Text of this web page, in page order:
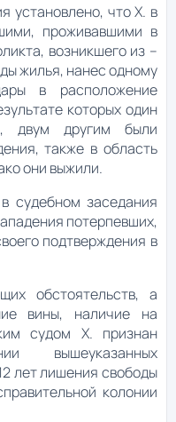
установлено, что Х. в
проживавшими в
возникшего из –
жилья, нанес одному
в расположение
которых один
двум другим были
также в область
они выжили.
судебном заседания
потерпевших,
подтверждения в
обстоятельств, а
вины, наличие на
судом Х. признан
вышеуказанных
лет лишения свободы
колонии